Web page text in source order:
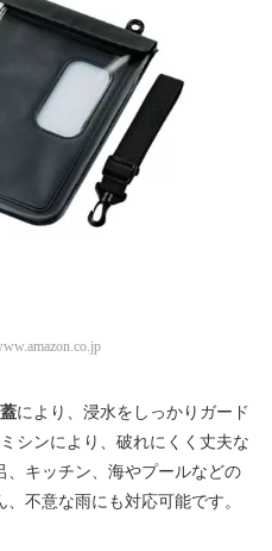
により、浸水をしっかりガード
シンにより、破れにくく丈夫な
、キッチン、海やプールなどの
不意な雨にも対応可能です。